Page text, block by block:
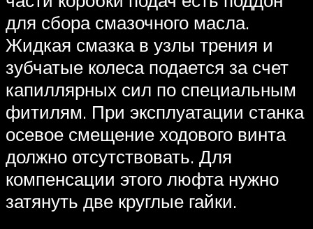
для сбора смазочного масла.
Жидкая смазка в узлы трения и
зубчатые колеса подается за счет
капиллярных сил по специальным
фитилям. При эксплуатации станка
осевое смещение ходового винта
должно отсутствовать. Для
компенсации этого люфта нужно
затянуть две круглые гайки.